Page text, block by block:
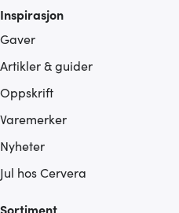
Inspirasjon
Gaver
Artikler & guider
Oppskrift
Varemerker
Nyheter
Jul hos Cervera
Sortiment